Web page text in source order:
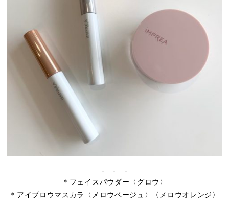
↓ ↓ ↓
＊フェイスパウダー〈グロウ〉
＊アイブロウマスカラ〈メロウベージュ〉〈メロウオレンジ〉